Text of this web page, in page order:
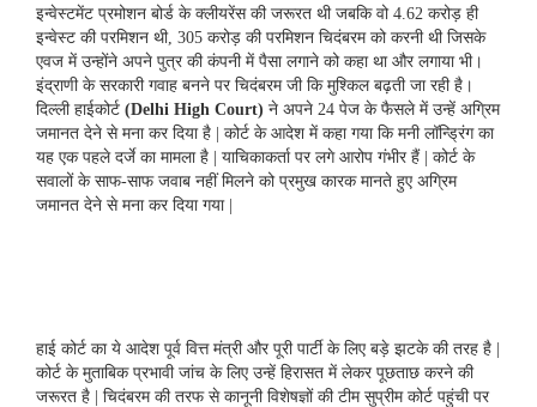
इन्वेस्टमेंट प्रमोशन बोर्ड के क्लीयरेंस की जरूरत थी जबकि वो 4.62 करोड़ ही
इन्वेस्ट की परमिशन थी, 305 करोड़ की परमिशन चिदंबरम को करनी थी जिसके
एवज में उन्होंने अपने पुत्र की कंपनी में पैसा लगाने को कहा था और लगाया भी।
इंद्राणी के सरकारी गवाह बनने पर चिदंबरम जी कि मुश्किल बढ़ती जा रही है।
दिल्ली हाईकोर्ट (Delhi High Court) ने अपने 24 पेज के फैसले में उन्हें अग्रिम
जमानत देने से मना कर दिया है | कोर्ट के आदेश में कहा गया कि मनी लॉन्ड्रिंग का
यह एक पहले दर्जे का मामला है | याचिकाकर्ता पर लगे आरोप गंभीर हैं | कोर्ट के
सवालों के साफ-साफ जवाब नहीं मिलने को प्रमुख कारक मानते हुए अग्रिम
जमानत देने से मना कर दिया गया |
हाई कोर्ट का ये आदेश पूर्व वित्त मंत्री और पूरी पार्टी के लिए बड़े झटके की तरह है |
कोर्ट के मुताबिक प्रभावी जांच के लिए उन्हें हिरासत में लेकर पूछताछ करने की
जरूरत है | चिदंबरम की तरफ से कानूनी विशेषज्ञों की टीम सुप्रीम कोर्ट पहुंची पर